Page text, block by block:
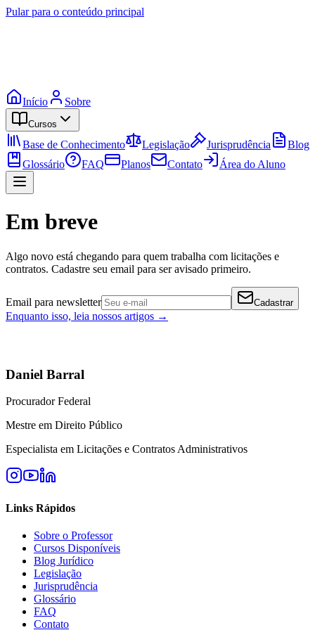
Pular para o conteúdo principal
Início Sobre
Cursos
Base de Conhecimento Legislação Jurisprudência
Blog
Glossário
FAQ Planos Contato Área do Aluno
Em breve
Algo novo está chegando para quem trabalha com licitações e
contratos. Cadastre seu email para ser avisado primeiro.
Email para newsletter Cadastrar
Enquanto isso, leia nossos artigos →
Daniel Barral
Procurador Federal
Mestre em Direito Público
Especialista em Licitações e Contratos Administrativos
Links Rápidos
Sobre o Professor
Cursos Disponíveis
Blog Jurídico
Legislação
Jurisprudência
Glossário
FAQ
Contato